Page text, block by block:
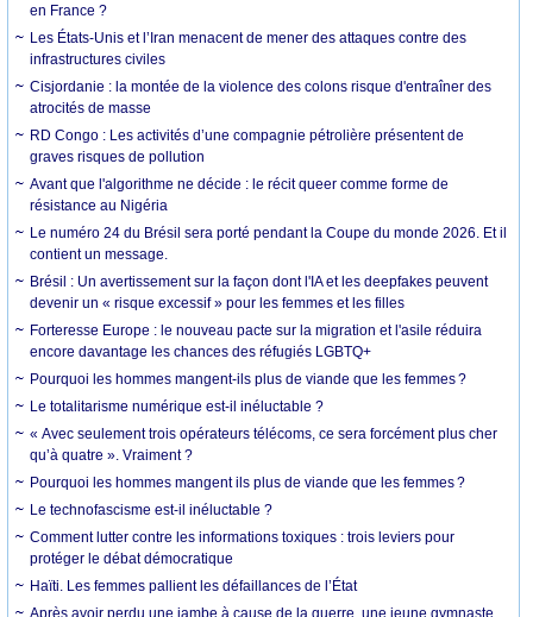
en France ?
Les États-Unis et l’Iran menacent de mener des attaques contre des
infrastructures civiles
Cisjordanie : la montée de la violence des colons risque d'entraîner des
atrocités de masse
RD Congo : Les activités d’une compagnie pétrolière présentent de
graves risques de pollution
Avant que l'algorithme ne décide : le récit queer comme forme de
résistance au Nigéria
Le numéro 24 du Brésil sera porté pendant la Coupe du monde 2026. Et il
contient un message.
Brésil : Un avertissement sur la façon dont l'IA et les deepfakes peuvent
devenir un « risque excessif » pour les femmes et les filles
Forteresse Europe : le nouveau pacte sur la migration et l'asile réduira
encore davantage les chances des réfugiés LGBTQ+
Pourquoi les hommes mangent-ils plus de viande que les femmes ?
Le totalitarisme numérique est-il inéluctable ?
« Avec seulement trois opérateurs télécoms, ce sera forcément plus cher
qu’à quatre ». Vraiment ?
Pourquoi les hommes mangent ils plus de viande que les femmes ?
Le technofascisme est-il inéluctable ?
Comment lutter contre les informations toxiques : trois leviers pour
protéger le débat démocratique
Haïti. Les femmes pallient les défaillances de l’État
Après avoir perdu une jambe à cause de la guerre, une jeune gymnaste